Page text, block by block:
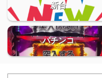
新台
パチンコ